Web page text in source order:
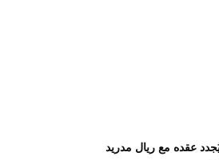
عقده مع ريال مدريد